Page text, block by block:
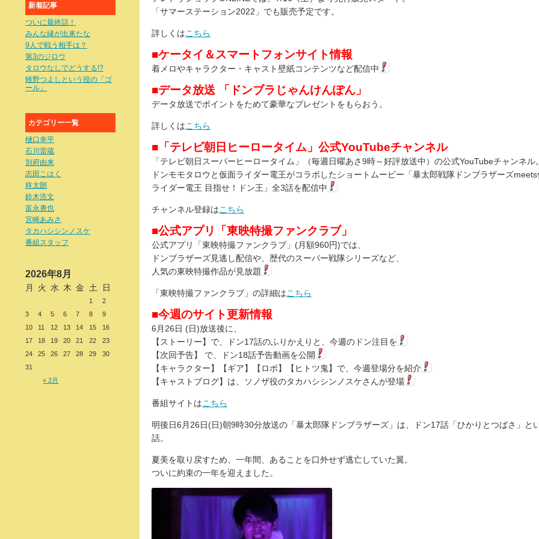
新着記事
ついに最終話！
みんな縁が出来たな
9人で戦う相手は？
第3のジロウ
タロウなしでどうする!?
雉野つよしという役の「ゴ
ール」
カテゴリー一覧
樋口幸平
石川雷蔵
別府由来
志田こはく
柊太朗
鈴木浩文
富永勇也
宮崎あみさ
タカハシシンノスケ
番組スタッフ
2026年8月
月 火 水 木 金 土 日
1
2
3
4 5 6 7 8
9
10
11 12 13 14 15
16
17
18 19 20 21 22
23
24
25 26 27 28 29
30
31
« 2月
「サマーステーション2022」でも販売予定です。
詳しくはこちら
■ケータイ＆スマートフォンサイト情報
着メロやキャラクター・キャスト壁紙コンテンツなど配信中
■データ放送 「ドンブラじゃんけんぽん」
データ放送でポイントをためて豪華なプレゼントをもらおう。
詳しくはこちら
■「テレビ朝日ヒーロータイム」公式YouTubeチャンネル
「テレビ朝日スーパーヒーロータイム」（毎週日曜あさ9時～好評放送中）の公式YouTubeチャンネル。
ドンモモタロウと仮面ライダー電王がコラボしたショートムービー「暴太郎戦隊ドンブラザーズ
ライダー電王 目指せ！ドン王」全3話を配信中
チャンネル登録はこちら
■公式アプリ「東映特撮ファンクラブ」
公式アプリ「東映特撮ファンクラブ」(月額960円)では、
ドンブラザーズ見逃し配信や、歴代のスーパー戦隊シリーズなど、
人気の東映特撮作品が見放題
「東映特撮ファンクラブ」の詳細はこちら
■今週のサイト更新情報
6月26日 (日)放送後に、
【ストーリー】で、ドン17話のふりかえりと、今週のドン注目を
【次回予告】 で、ドン18話予告動画を公開
【キャラクター】【ギア】【ロボ】【ヒトツ鬼】で、今週登場分を紹介
【キャストブログ】は、ソノザ役のタカハシシンノスケさんが登場
番組サイトはこちら
明後日6月26日(日)朝9時30分放送の「暴太郎隊ドンブラザーズ」は、ドン17話「ひかりとつばさ」と
話。
夏美を取り戻すため、一年間、あることを口外せず逃亡していた翼。
ついに約束の一年を迎えました。